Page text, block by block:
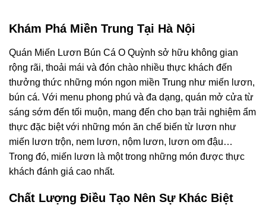
Khám Phá Miền Trung Tại Hà Nội
Quán Miến Lươn Bún Cá O Quỳnh sở hữu không gian
rộng rãi, thoải mái và đón chào nhiều thực khách đến
thưởng thức những món ngon miền Trung như miến lươn,
bún cá. Với menu phong phú và đa dạng, quán mở cửa từ
sáng sớm đến tối muộn, mang đến cho bạn trải nghiệm ẩm
thực đặc biệt với những món ăn chế biến từ lươn như
miến lươn trộn, nem lươn, nộm lươn, lươn om đậu…
Trong đó, miến lươn là một trong những món được thực
khách đánh giá cao nhất.
Chất Lượng Điều Tạo Nên Sự Khác Biệt